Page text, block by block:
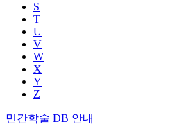
S
T
U
V
W
X
Y
Z
민간학술 DB 안내